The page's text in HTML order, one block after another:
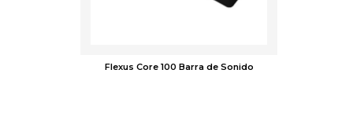
Flexus Core 100 Barra de Sonido